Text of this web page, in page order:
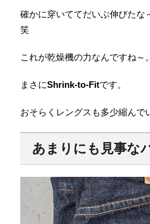
確かに穿いててだいぶ伸びたな
笑
これが乾燥機の力なんですね～。
まさにShrink-to-Fitです。
おそらくレングスも多少縮んで
あまりにも見事な